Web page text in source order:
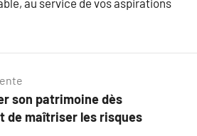
au service de vos aspirations
son patrimoine dès
de maîtriser les risques